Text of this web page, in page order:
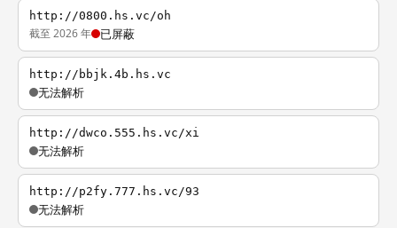
http://0800.hs.vc/oh
截至 2026 年 已屏蔽
http://bbjk.4b.hs.vc
无法解析
http://dwco.555.hs.vc/xi
无法解析
http://p2fy.777.hs.vc/93
无法解析